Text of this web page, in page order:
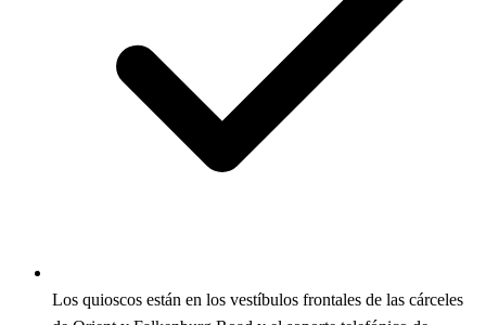
Los quioscos están en los vestíbulos frontales de las cárceles